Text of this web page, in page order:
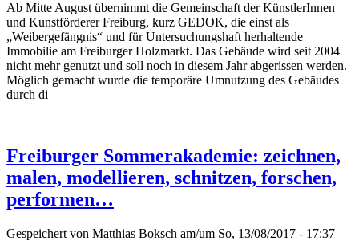
Ab Mitte August übernimmt die Gemeinschaft der KünstlerInnen
und Kunstförderer Freiburg, kurz GEDOK, die einst als
„Weibergefängnis“ und für Untersuchungshaft herhaltende
Immobilie am Freiburger Holzmarkt. Das Gebäude wird seit 2004
nicht mehr genutzt und soll noch in diesem Jahr abgerissen werden.
Möglich gemacht wurde die temporäre Umnutzung des Gebäudes
durch di
Freiburger Sommerakademie: zeichnen,
malen, modellieren, schnitzen, forschen,
performen…
Gespeichert von Matthias Boksch am/um So, 13/08/2017 - 17:37